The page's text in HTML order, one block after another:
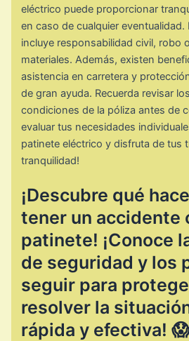
eléctrico puede proporcionar
en caso de cualquier eventualidad.
incluye responsabilidad civil, robo
materiales. Además, existen
asistencia en carretera y
de gran ayuda. Recuerda revisar
condiciones de la póliza antes de
evaluar tus necesidades
patinete eléctrico y disfruta de tus
tranquilidad!
¡Descubre qué
tener un accidente
patinete! ¡Conoce
de seguridad y los
seguir para
resolver la
rápida y efectiva!